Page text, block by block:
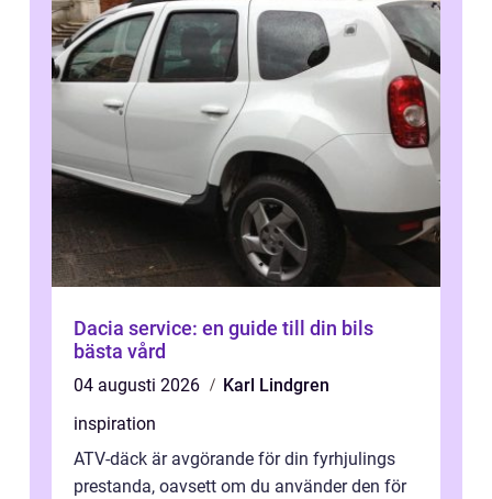
Dacia service: en guide till din bils
bästa vård
04 augusti 2026
Karl Lindgren
inspiration
ATV-däck är avgörande för din fyrhjulings
prestanda, oavsett om du använder den för